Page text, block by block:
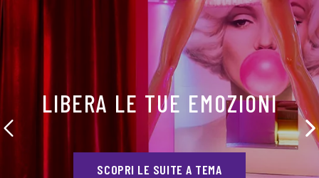
LIBERA LE TUE EMOZIONI
SCOPRI LE SUITE A TEMA